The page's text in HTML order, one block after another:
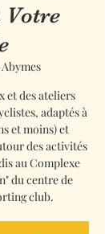
Votre
et des ateliers
adaptés à
et moins) et
des activités
au Complexe
du centre de
club.